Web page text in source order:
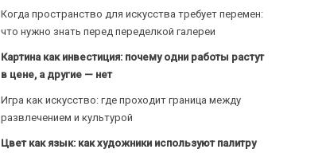
Когда пространство для искусства требует перемен:
что нужно знать перед переделкой галереи
Картина как инвестиция: почему одни работы растут
в цене, а другие — нет
Игра как искусство: где проходит граница между
развлечением и культурой
Цвет как язык: как художники используют палитру